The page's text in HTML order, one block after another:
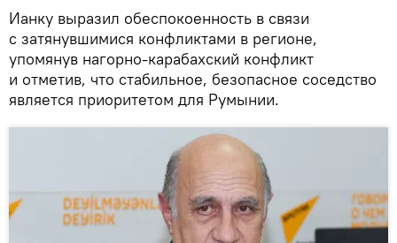
Ианку выразил обеспокоенность в связи
с затянувшимися конфликтами в регионе,
упомянув нагорно-карабахский конфликт
и отметив, что стабильное, безопасное соседство
является приоритетом для Румынии.